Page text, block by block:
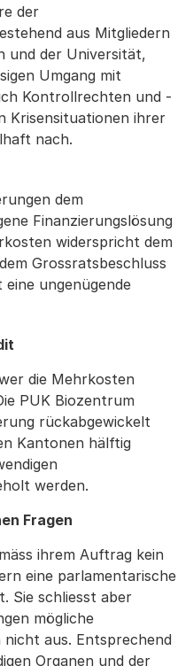
der
aus Mitgliedern
und der Universität,
Umgang mit
Kontrollrechten und -
Krisensituationen ihrer
nach.
dem
Finanzierungslösung
widerspricht dem
Grossratsbeschluss
ungenügende
die Mehrkosten
PUK Biozentrum
rückabgewickelt
Kantonen hälftig
werden.
Fragen
ihrem Auftrag kein
eine parlamentarische
Sie schliesst aber
mögliche
aus. Entsprechend
Organen und der